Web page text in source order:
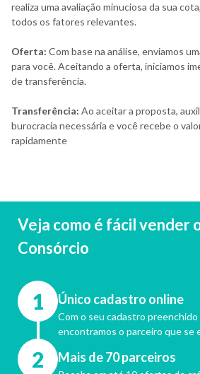
realiza uma avaliação minuciosa da sua
todos os fatores relevantes.
Oferta: Com base na análise, enviamos
para você. Aceitando a oferta, iniciamos
de transferência.
Transferência: Ao aceitar a proposta,
burocracia necessária e você recebe o
rapidamente
Veja como é fácil vender
Consórcio
1 Único cadastro online
Com o seu cadastro
encontramos o parceiro que se
2 Mais de 70 parceiros